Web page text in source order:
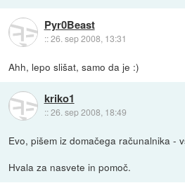
Pyr0Beast
::26. sep 2008, 13:31
Ahh, lepo slišat, samo da je :)
kriko1
::26. sep 2008, 18:49
Evo, pišem iz domačega računalnika -
Hvala za nasvete in pomoč.